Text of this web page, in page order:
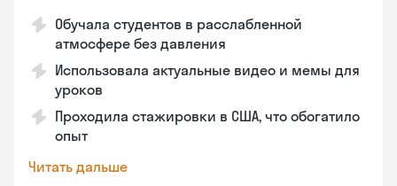
Обучала студентов в расслабленной
атмосфере без давления
Использовала актуальные видео и мемы для
уроков
Проходила стажировки в США, что обогатило
опыт
Читать дальше